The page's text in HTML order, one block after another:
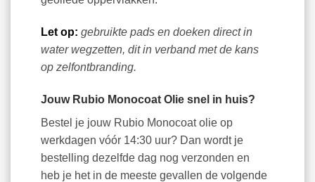
Let op: gebruikte pads en doeken direct in
water wegzetten, dit in verband met de kans
op zelfontbranding.
Jouw Rubio Monocoat Olie snel in huis?
Bestel je jouw Rubio Monocoat olie op
werkdagen vóór 14:30 uur? Dan wordt je
bestelling dezelfde dag nog verzonden en
heb je het in de meeste gevallen de volgende